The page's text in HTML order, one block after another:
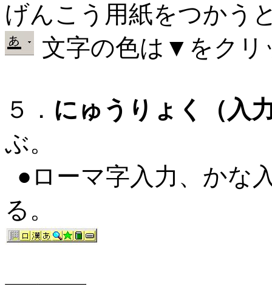
げんこう用紙をつかう
文字の色は▼をクリ
５． にゅうりょく（入
ぶ。
●ローマ字入力、かな
る。